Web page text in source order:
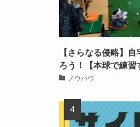
【さらなる侵略】
ろう！【本球で練習
ノウハウ